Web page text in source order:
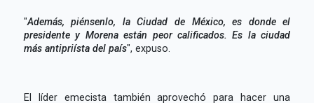
"Además, piénsenlo, la Ciudad de México, es donde el
presidente y Morena están peor calificados. Es la ciudad
más antipriísta del país", expuso.
El líder emecista también aprovechó para hacer una